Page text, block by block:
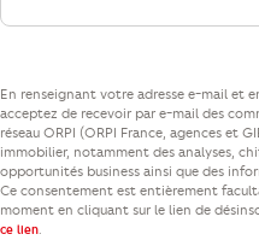
En renseignant votre adresse e-mail et
acceptez de recevoir par e-mail des
réseau ORPI (ORPI France, agences et
immobilier, notamment des analyses,
opportunités business ainsi que des
Ce consentement est entièrement
moment en cliquant sur le lien de
ce lien.